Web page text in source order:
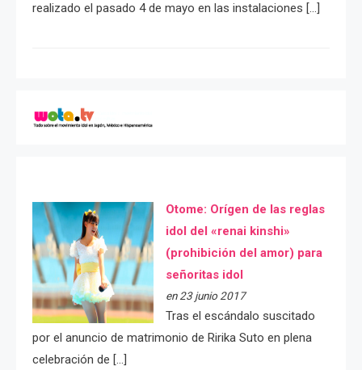
realizado el pasado 4 de mayo en las instalaciones […]
Otome: Orígen de las reglas
idol del «renai kinshi»
(prohibición del amor) para
señoritas idol
en 23 junio 2017
Tras el escándalo suscitado
por el anuncio de matrimonio de Ririka Suto en plena
celebración de […]